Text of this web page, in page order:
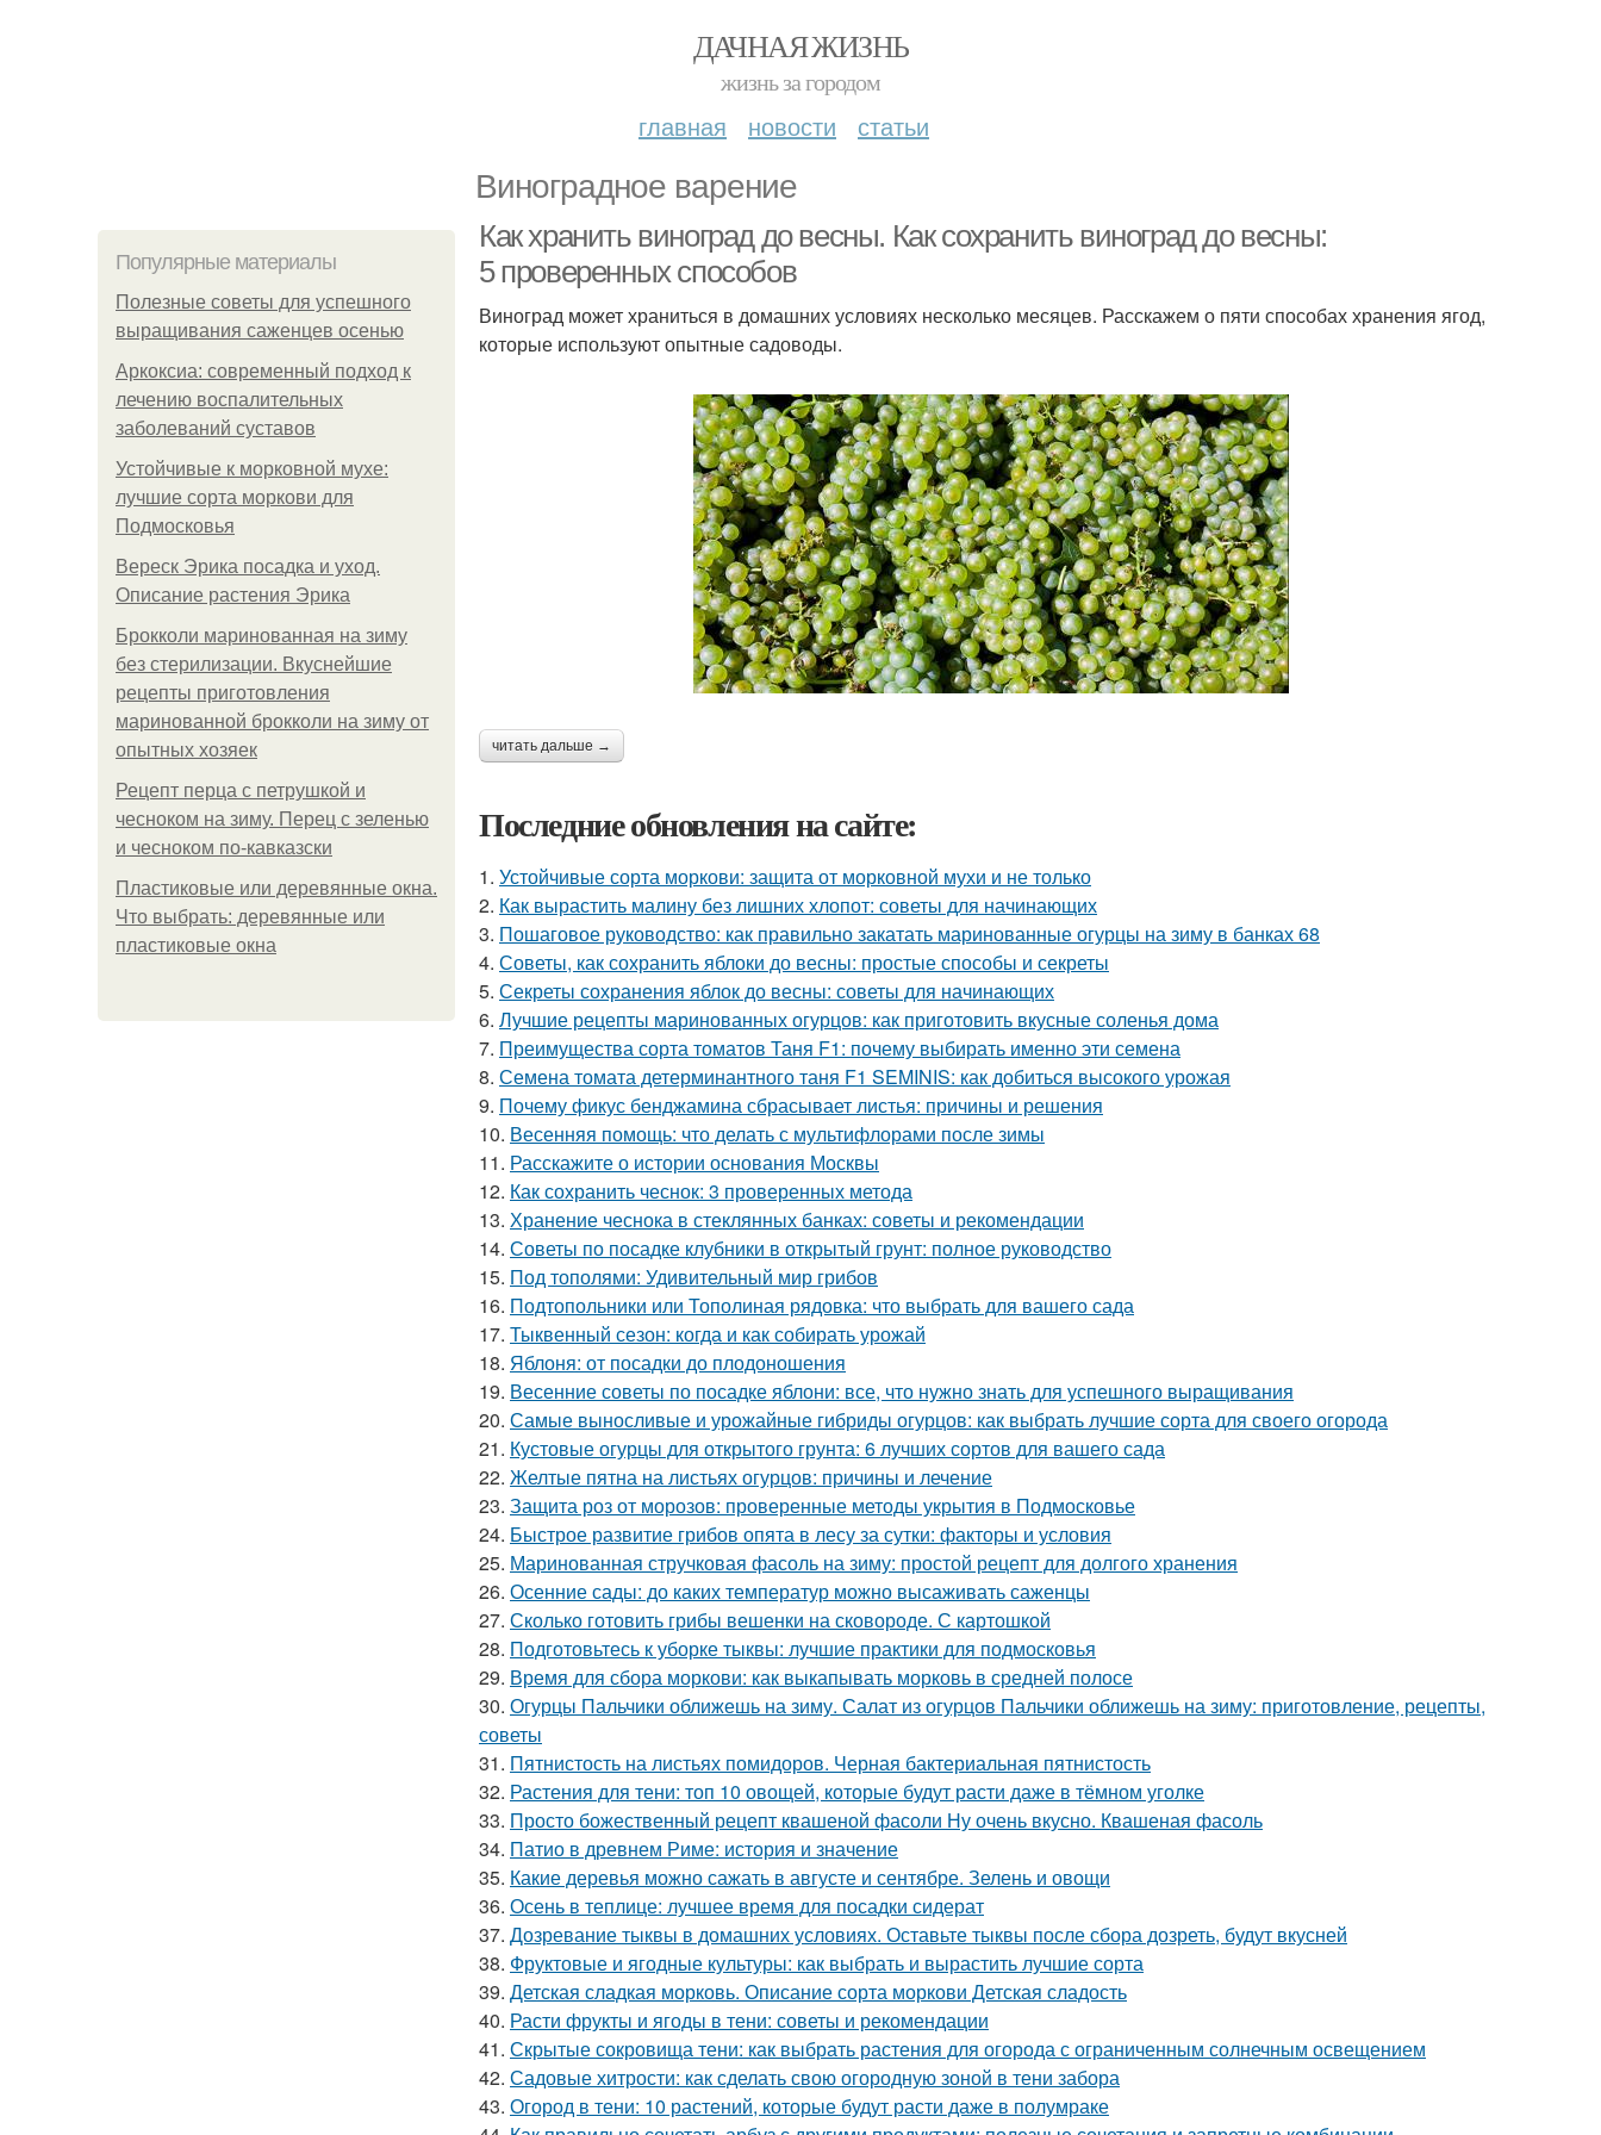
ДАЧНАЯ ЖИЗНЬ
жизнь за городом
главная новости статьи
Виноградное варение
Популярные материалы
Полезные советы для успешного
выращивания саженцев осенью
Аркоксиа: современный подход к
лечению воспалительных
заболеваний суставов
Устойчивые к морковной мухе:
лучшие сорта моркови для
Подмосковья
Вереск Эрика посадка и уход.
Описание растения Эрика
Брокколи маринованная на зиму
без стерилизации. Вкуснейшие
рецепты приготовления
маринованной брокколи на зиму от
опытных хозяек
Рецепт перца с петрушкой и
чесноком на зиму. Перец с зеленью
и чесноком по-кавказски
Пластиковые или деревянные окна.
Что выбрать: деревянные или
пластиковые окна
Как хранить виноград до весны. Как сохранить виноград до весны:
5 проверенных способов
Виноград может храниться в домашних условиях несколько месяцев. Расскажем о пяти способах хранения ягод,
которые используют опытные садоводы.
читать дальше →
Последние обновления на сайте:
1. Устойчивые сорта моркови: защита от морковной мухи и не только
2. Как вырастить малину без лишних хлопот: советы для начинающих
3. Пошаговое руководство: как правильно закатать маринованные огурцы на зиму в банках 68
4. Советы, как сохранить яблоки до весны: простые способы и секреты
5. Секреты сохранения яблок до весны: советы для начинающих
6. Лучшие рецепты маринованных огурцов: как приготовить вкусные соленья дома
7. Преимущества сорта томатов Таня F1: почему выбирать именно эти семена
8. Семена томата детерминантного таня F1 SEMINIS: как добиться высокого урожая
9. Почему фикус бенджамина сбрасывает листья: причины и решения
10. Весенняя помощь: что делать с мультифлорами после зимы
11. Расскажите о истории основания Москвы
12. Как сохранить чеснок: 3 проверенных метода
13. Хранение чеснока в стеклянных банках: советы и рекомендации
14. Советы по посадке клубники в открытый грунт: полное руководство
15. Под тополями: Удивительный мир грибов
16. Подтопольники или Тополиная рядовка: что выбрать для вашего сада
17. Тыквенный сезон: когда и как собирать урожай
18. Яблоня: от посадки до плодоношения
19. Весенние советы по посадке яблони: все, что нужно знать для успешного выращивания
20. Самые выносливые и урожайные гибриды огурцов: как выбрать лучшие сорта для своего огорода
21. Кустовые огурцы для открытого грунта: 6 лучших сортов для вашего сада
22. Желтые пятна на листьях огурцов: причины и лечение
23. Защита роз от морозов: проверенные методы укрытия в Подмосковье
24. Быстрое развитие грибов опята в лесу за сутки: факторы и условия
25. Маринованная стручковая фасоль на зиму: простой рецепт для долгого хранения
26. Осенние сады: до каких температур можно высаживать саженцы
27. Сколько готовить грибы вешенки на сковороде. С картошкой
28. Подготовьтесь к уборке тыквы: лучшие практики для подмосковья
29. Время для сбора моркови: как выкапывать морковь в средней полосе
30. Огурцы Пальчики оближешь на зиму. Салат из огурцов Пальчики оближешь на зиму: приготовление, рецепты,
советы
31. Пятнистость на листьях помидоров. Черная бактериальная пятнистость
32. Растения для тени: топ 10 овощей, которые будут расти даже в тёмном уголке
33. Просто божественный рецепт квашеной фасоли Ну очень вкусно. Квашеная фасоль
34. Патио в древнем Риме: история и значение
35. Какие деревья можно сажать в августе и сентябре. Зелень и овощи
36. Осень в теплице: лучшее время для посадки сидерат
37. Дозревание тыквы в домашних условиях. Оставьте тыквы после сбора дозреть, будут вкусней
38. Фруктовые и ягодные культуры: как выбрать и вырастить лучшие сорта
39. Детская сладкая морковь. Описание сорта моркови Детская сладость
40. Расти фрукты и ягоды в тени: советы и рекомендации
41. Скрытые сокровища тени: как выбрать растения для огорода с ограниченным солнечным освещением
42. Садовые хитрости: как сделать свою огородную зоной в тени забора
43. Огород в тени: 10 растений, которые будут расти даже в полумраке